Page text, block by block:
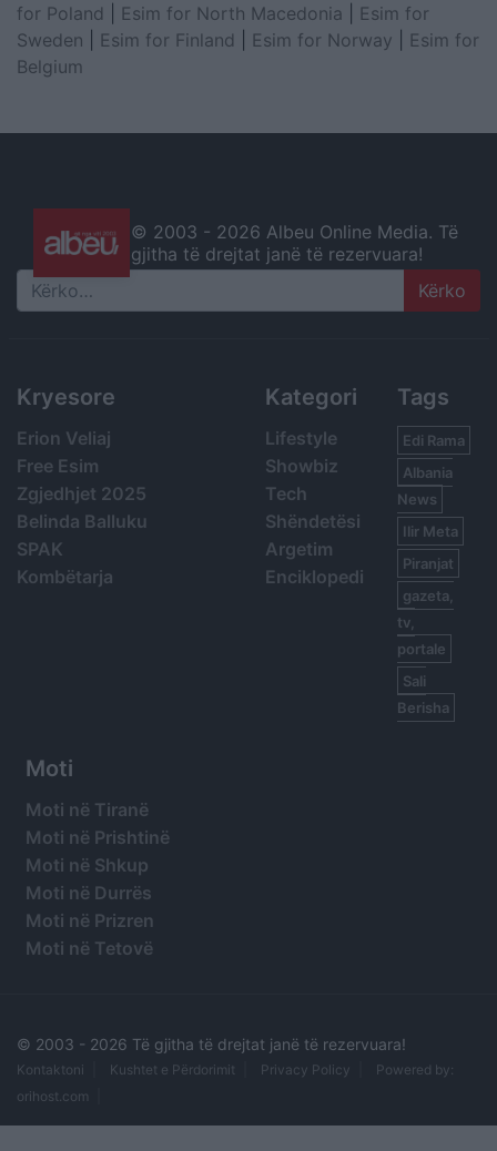
for Poland
Esim for North Macedonia
Esim for
Sweden
Esim for Finland Esim for Norway
Esim for
Belgium
© 2003 - 2026 Albeu Online Media. Të
gjitha të drejtat janë të rezervuara!
Search
Kryesore
Erion Veliaj
Free Esim
Zgjedhjet 2025
Belinda Balluku
SPAK
Kombëtarja
Kategori
Lifestyle
Showbiz
Tech
Shëndetësi
Argetim
Enciklopedi
Tags
Edi Rama
Albania
News
Ilir Meta
Piranjat
gazeta,
tv,
portale
Sali
Berisha
Moti
Moti në Tiranë
Moti në Prishtinë
Moti në Shkup
Moti në Durrës
Moti në Prizren
Moti në Tetovë
© 2003 - 2026 Të gjitha të drejtat janë të rezervuara!
Kontaktoni Kushtet e Përdorimit Privacy Policy
Powered by:
orihost.com